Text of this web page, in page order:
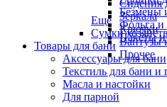
Сидения
Зеркала
Крючки
Вантузы
Прочее
Безмены
Фольга и
Пакеты и
Еще
Сумки
Товары для бани
Аксессуары для бани
Текстиль для бани и
Масла и настойки
Для парной